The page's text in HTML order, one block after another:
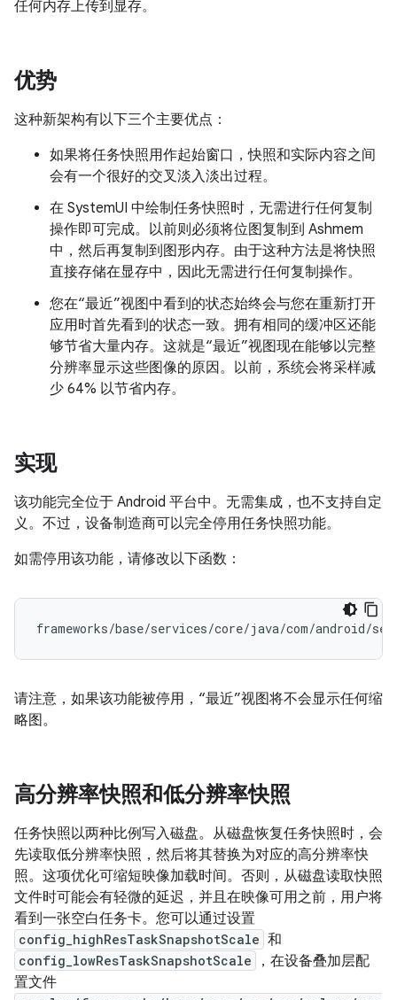
任何内存上传到显存。
优势
这种新架构有以下三个主要优点：
如果将任务快照用作起始窗口，快照和实际内容之间
会有一个很好的交叉淡入淡出过程。
在 SystemUI 中绘制任务快照时，无需进行任何复制
操作即可完成。以前则必须将位图复制到 Ashmem
中，然后再复制到图形内存。由于这种方法是将快照
直接存储在显存中，因此无需进行任何复制操作。
您在“最近”视图中看到的状态始终会与您在重新打开
应用时首先看到的状态一致。拥有相同的缓冲区还能
够节省大量内存。这就是“最近”视图现在能够以完整
分辨率显示这些图像的原因。以前，系统会将采样减
少 64% 以节省内存。
实现
该功能完全位于 Android 平台中。无需集成，也不支持自定
义。不过，设备制造商可以完全停用任务快照功能。
如需停用该功能，请修改以下函数：
frameworks/base/services/core/java/com/android/
请注意，如果该功能被停用，“最近”视图将不会显示任何缩
略图。
高分辨率快照和低分辨率快照
任务快照以两种比例写入磁盘。从磁盘恢复任务快照时，会
先读取低分辨率快照，然后将其替换为对应的高分辨率快
照。这项优化可缩短映像加载时间。否则，从磁盘读取快照
文件时可能会有轻微的延迟，并且在映像可用之前，用户将
看到一张空白任务卡。您可以通过设置
config_highResTaskSnapshotScale 和
config_lowResTaskSnapshotScale
，在设备叠加层配
置文件